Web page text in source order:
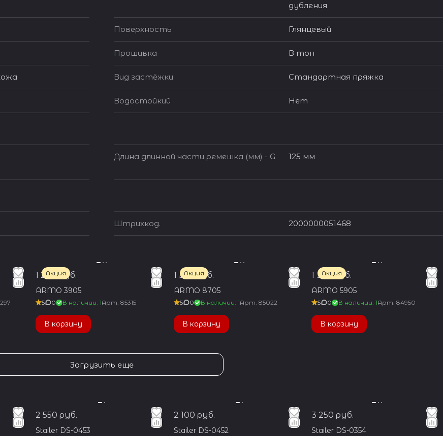
дубления
Поверхность Глянцевый
Прошивка В тон
Вид застёжки Стандартная пряжка
Водостойкий Нет
Длина длинной части ремешка (мм) - G 125 мм
Штрихкод. 2000000051468
Акция
1 200 руб.
ARMO 3905
5 0 В наличии: 1Арт.85315
В корзину
Акция
1 350 руб.
ARMO 8705
5 0 В наличии: 1Арт. 85022
В корзину
Акция
1 350 руб.
ARMO 5905
5 0 В наличии: 1Арт. 84950
В корзину
Загрузить еще
2 550 руб.
Stailer DS-0453
2 100 руб.
Stailer DS-0452
3 250 руб.
Stailer DS-0354